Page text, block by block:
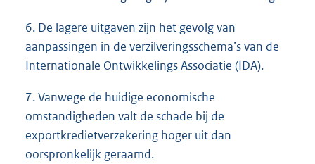
6. De lagere uitgaven zijn het gevolg van
aanpassingen in de verzilveringsschema’s van de
Internationale Ontwikkelings Associatie (IDA).
7. Vanwege de huidige economische
omstandigheden valt de schade bij de
exportkredietverzekering hoger uit dan
oorspronkelijk geraamd.